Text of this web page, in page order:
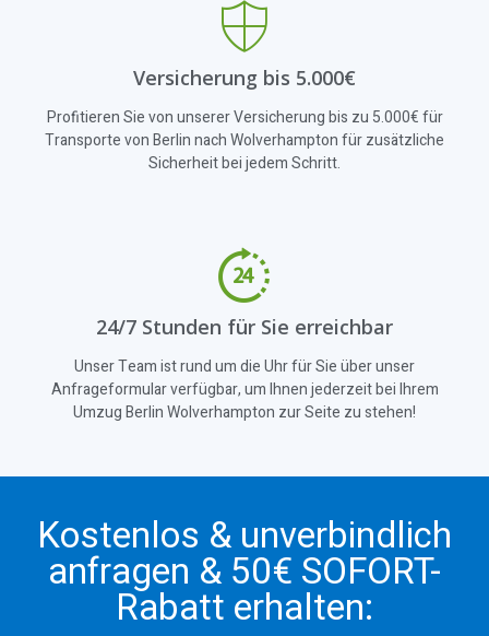
Versicherung bis 5.000€
Profitieren Sie von unserer Versicherung bis zu 5.000€ für
Transporte von Berlin nach Wolverhampton für zusätzliche
Sicherheit bei jedem Schritt.
24/7 Stunden für Sie erreichbar
Unser Team ist rund um die Uhr für Sie über unser
Anfrageformular verfügbar, um Ihnen jederzeit bei Ihrem
Umzug Berlin Wolverhampton zur Seite zu stehen!
Kostenlos & unverbindlich
anfragen & 50€ SOFORT-
Rabatt erhalten: